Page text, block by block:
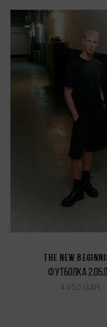
THE NEW
ФУТБОЛКА
4 050 UAH